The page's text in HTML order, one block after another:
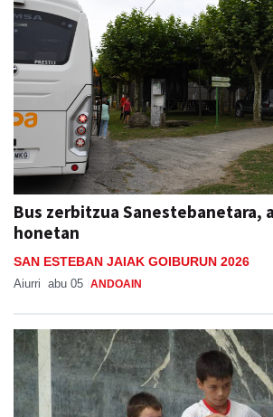
Bus zerbitzua Sanestebanetara,
honetan
SAN ESTEBAN JAIAK GOIBURUN 2026
Aiurri abu 05 ANDOAIN